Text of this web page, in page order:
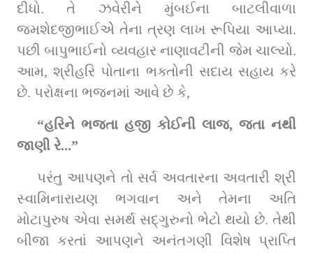
દીધો. તે ઝવેરીને મુંબઈના બાટલીવાળા
જમશેદજીભાઈએે તેના ત્રણ લાખ રૂપિયા આપ્યા.
પછી બાપુભાઈનો વ્યવહાર નાણાવટીની જેમ ચાલ્યો.
આમ, શ્રીહરિ પોતાના ભક્તોની સદાય સહાય કરે
છે. પરોક્ષના ભજનમાં આવે છે કે,
“હરિને ભજતા હજી કોઈની લાજ, જતા નથી
જાણી રે...”
પરંતુ આપણને તો સર્વ અવતારના અવતારી શ્રી
સ્વામિનારાયણ ભગવાન અને તેમના અતિ
મોટાપુરુષ એવા સમર્થ સદ્‌ગુરુનો ભેટો થયો છે. તેથી
બીજા કરતાં આપણને અનંતગણી વિશેષ પ્રાપ્તિ